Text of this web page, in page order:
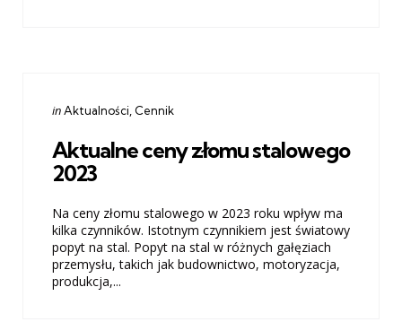
Categories
Posted
inAktualności Cennik
Aktualne ceny złomu stalowego
2023
Na ceny złomu stalowego w 2023 roku wpływ ma
kilka czynników. Istotnym czynnikiem jest światowy
popyt na stal. Popyt na stal w różnych gałęziach
przemysłu, takich jak budownictwo, motoryzacja,
produkcja,...